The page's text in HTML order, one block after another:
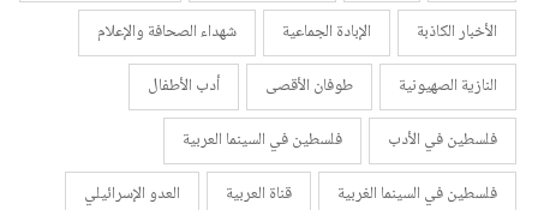
الأخبار الكاذبة
الإبادة الجماعية
شهداء الصحافة والإعلام
النازية الصهيونية
طوفان الأقصى
أدب الأطفال
فلسطين في الأدب
فلسطين في السينما العربية
فلسطين في السينما الغربية
قناة العربية
العدو الإسرائيلي